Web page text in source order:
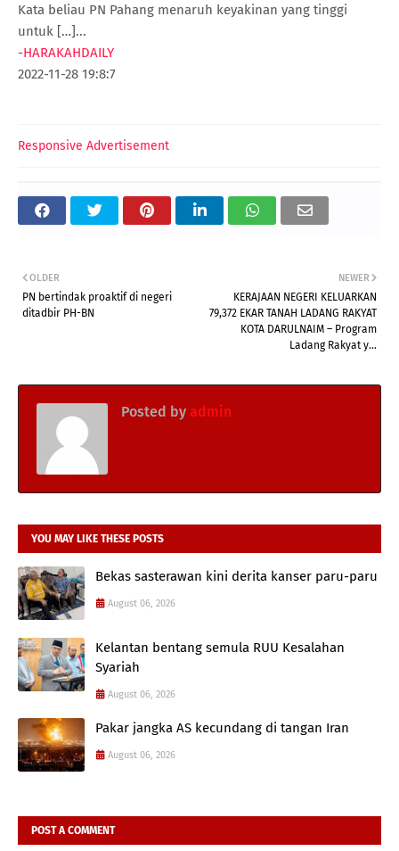
Kata beliau PN Pahang menaruh keyakinan yang tinggi
untuk […]...
-HARAKAHDAILY
2022-11-28 19:8:7
Responsive Advertisement
NEWER
KERAJAAN NEGERI KELUARKAN
79,372 EKAR TANAH LADANG RAKYAT
KOTA DARULNAIM – Program
Ladang Rakyat y...
OLDER
PN bertindak proaktif di negeri
ditadbir PH-BN
Posted by admin
YOU MAY LIKE THESE POSTS
Bekas sasterawan kini derita kanser paru-paru
August 06, 2026
Kelantan bentang semula RUU Kesalahan
Syariah
August 06, 2026
Pakar jangka AS kecundang di tangan Iran
August 06, 2026
POST A COMMENT